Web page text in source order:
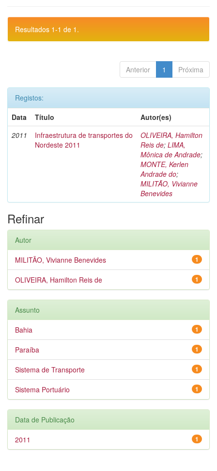
Resultados 1-1 de 1.
Anterior 1 Próxima
Registos:
Data
Título
Autor(es)
2011
Infraestrutura de transportes do
Nordeste 2011
OLIVEIRA, Hamilton
Reis de; LIMA,
Mônica de Andrade;
MONTE, Kerlen
Andrade do;
MILITÃO, Vivianne
Benevides
Refinar
Autor
1
MILITÃO, Vivianne Benevides
1
OLIVEIRA, Hamilton Reis de
Assunto
1
Bahia
1
Paraíba
1
Sistema de Transporte
1
Sistema Portuário
Data de Publicação
1
2011